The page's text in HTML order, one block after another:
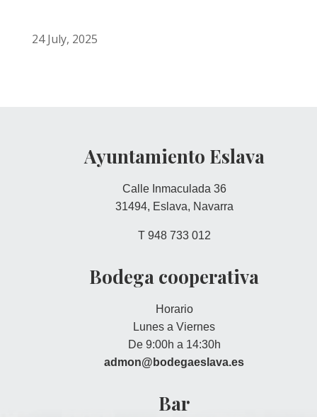
24 July, 2025
Ayuntamiento Eslava
Calle Inmaculada 36
31494, Eslava, Navarra
T 948 733 012
Bodega cooperativa
Horario
Lunes a Viernes
De 9:00h a 14:30h
admon@bodegaeslava.es
Bar